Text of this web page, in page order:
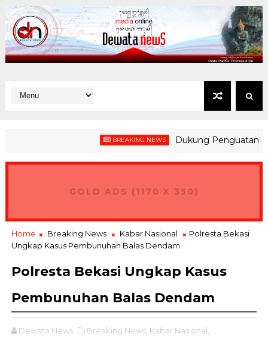
BREAKING NEWS Dukung Penguatan
GOLD ADS (1170 X 350)
Home Breaking News Kabar Nasional
Polresta Bekasi
Ungkap Kasus Pembunuhan Balas Dendam
Polresta Bekasi Ungkap Kasus
Pembunuhan Balas Dendam
Dewata News Breaking News, Kabar Nasional,